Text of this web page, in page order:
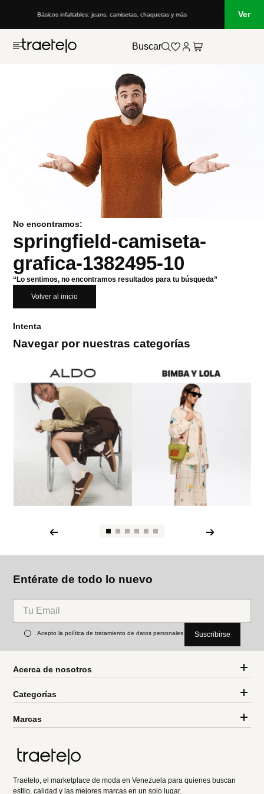
Básicos infaltables: jeans, camisetas, chaquetas y más Ver
Buscar
No encontramos:
springfield-camiseta-
grafica-1382495-10
“Lo sentimos, no encontramos resultados para tu búsqueda”
Volver al inicio
Intenta
Navegar por nuestras categorías
Entérate de todo lo nuevo
Acepto la política de tratamiento de datos personales Suscribirse
Acerca de nosotros
Categorías
Marcas
Traetelo, el marketplace de moda en Venezuela para quienes buscan
estilo, calidad y las mejores marcas en un solo lugar.